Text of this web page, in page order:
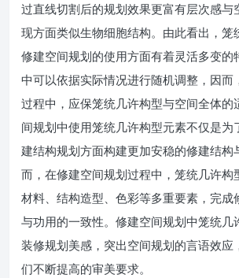
过直线切割后的规划效果更富有层次感与
现方面类似生物细胞结构。由此看出，笼
修建空间规划的使用方面有着灵活多变的
中可以依据实际情况进行随机调整，因而
过程中，应保笼统几许构型与空间全体的
间规划中使用笼统几许构型元素不仅是为
建结构规划方面构建更加安稳的修建结构
而，在修建空间规划过程中，笼统几许构
材料、结构造型、色彩等多重要素，完成
与功用的一致性。修建空间规划中笼统几
装修规划美感，突出空间规划的言语效应
们不断提高的审美要求。